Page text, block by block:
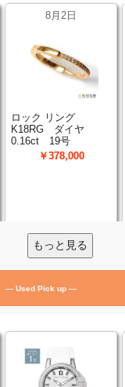
もっと見る
— Used Pick up —